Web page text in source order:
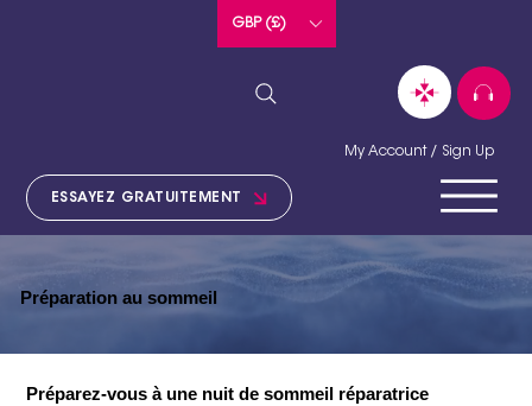
GBP (£)
ESSAYEZ GRATUITEMENT
My Account / Sign Up
Préparation au sommeil
Préparez-vous à une nuit de sommeil réparatrice